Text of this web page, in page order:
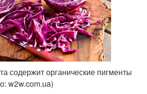
содержит органические пигменты
w2w.com.ua)